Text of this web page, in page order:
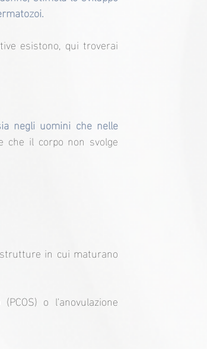
esistono, qui troverai
negli uomini che nelle
che il corpo non svolge
in cui maturano
o l'anovulazione